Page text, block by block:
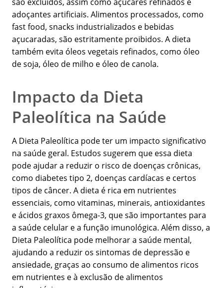
são excluídos, assim como açúcares refinados e
adoçantes artificiais. Alimentos processados, como
fast food, snacks industrializados e bebidas
açucaradas, são estritamente proibidos. A dieta
também evita óleos vegetais refinados, como óleo
de soja, óleo de milho e óleo de canola.
Impacto da Dieta
Paleolítica na Saúde
A Dieta Paleolítica pode ter um impacto significativo
na saúde geral. Estudos sugerem que essa dieta
pode ajudar a reduzir o risco de doenças crônicas,
como diabetes tipo 2, doenças cardíacas e certos
tipos de câncer. A dieta é rica em nutrientes
essenciais, como vitaminas, minerais, antioxidantes
e ácidos graxos ômega-3, que são importantes para
a saúde celular e a função imunológica. Além disso, a
Dieta Paleolítica pode melhorar a saúde mental,
ajudando a reduzir os sintomas de depressão e
ansiedade, graças ao consumo de alimentos ricos
em nutrientes e à exclusão de alimentos